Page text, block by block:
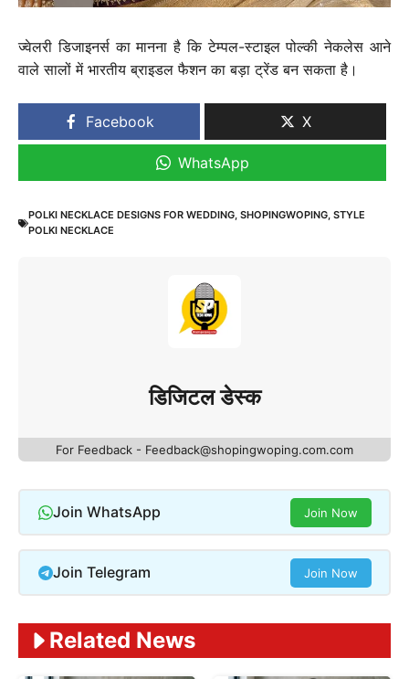
ज्वेलरी डिजाइनर्स का मानना है कि टेम्पल-स्टाइल पोल्की नेकलेस आने
वाले सालों में भारतीय ब्राइडल फैशन का बड़ा ट्रेंड बन सकता है।
Facebook X
WhatsApp
POLKI NECKLACE DESIGNS FOR WEDDING, SHOPINGWOPING, STYLE
POLKI NECKLACE
डिजिटल डेस्क
For Feedback - Feedback@shopingwoping.com.com
Join WhatsApp Join Now
Join Telegram Join Now
Related News